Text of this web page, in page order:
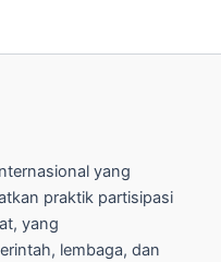
yang
praktik partisipasi
yang
lembaga, dan